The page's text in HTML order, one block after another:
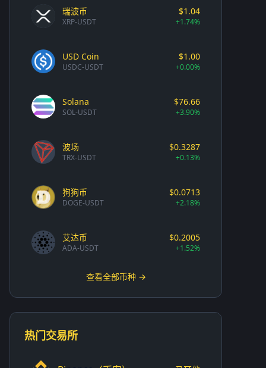
瑞波币
XRP-USDT
$1.04
+1.74%
USD Coin
USDC-USDT
$1.00
+0.00%
Solana
SOL-USDT
$76.66
+3.90%
波场
TRX-USDT
$0.3287
+0.13%
狗狗币
DOGE-USDT
$0.0713
+2.18%
艾达币
ADA-USDT
$0.2005
+1.52%
查看全部币种 →
热门交易所